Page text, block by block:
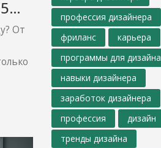
От
профессия дизайнера
фриланс
карьера
программы для дизайна
навыки дизайнера
заработок дизайнера
профессия
дизайн
тренды дизайна